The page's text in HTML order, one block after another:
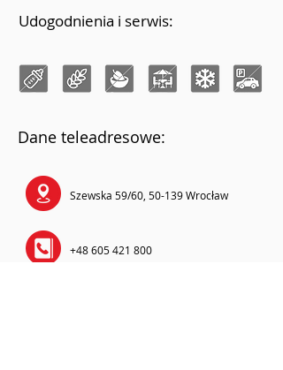
Udogodnienia i serwis:
Dane teleadresowe:
Szewska 59/60, 50-139 Wrocław
+48 605 421 800